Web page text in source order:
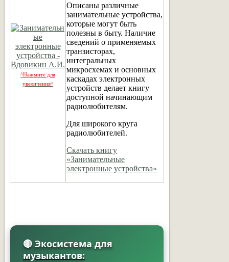
^Нажмите для
увеличения^
Описаны различные
занимательные устройства,
которые могут быть
полезны в быту. Наличие
сведений о применяемых
транзисторах,
интегральных
микросхемах и основных
каскадах электронных
устройств делает книгу
доступной начинающим
радиолюбителям.
Для широкого круга
радиолюбителей.
Скачать книгу
«Занимательные
электронные устройства»
🔴 Экосистема для
музыкантов: